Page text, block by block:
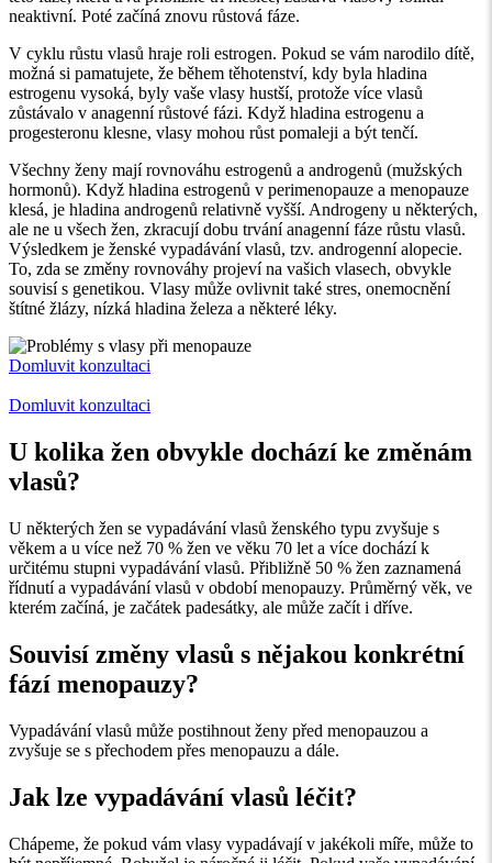
neaktivní. Poté začíná znovu růstová fáze.
V cyklu růstu vlasů hraje roli estrogen. Pokud se vám narodilo dítě,
možná si pamatujete, že během těhotenství, kdy byla hladina
estrogenu vysoká, byly vaše vlasy hustší, protože více vlasů
zůstávalo v anagenní růstové fázi. Když hladina estrogenu a
progesteronu klesne, vlasy mohou růst pomaleji a být tenčí.
Všechny ženy mají rovnováhu estrogenů a androgenů (mužských
hormonů). Když hladina estrogenů v perimenopauze a menopauze
klesá, je hladina androgenů relativně vyšší. Androgeny u některých,
ale ne u všech žen, zkracují dobu trvání anagenní fáze růstu vlasů.
Výsledkem je ženské vypadávání vlasů, tzv. androgenní alopecie.
To, zda se změny rovnováhy projeví na vašich vlasech, obvykle
souvisí s genetikou. Vlasy může ovlivnit také stres, onemocnění
štítné žlázy, nízká hladina železa a některé léky.
Domluvit konzultaci
Domluvit konzultaci
U kolika žen obvykle dochází ke změnám
vlasů?
U některých žen se vypadávání vlasů ženského typu zvyšuje s
věkem a u více než 70 % žen ve věku 70 let a více dochází k
určitému stupni vypadávání vlasů. Přibližně 50 % žen zaznamená
řídnutí a vypadávání vlasů v období menopauzy. Průměrný věk, ve
kterém začíná, je začátek padesátky, ale může začít i dříve.
Souvisí změny vlasů s nějakou konkrétní
fází menopauzy?
Vypadávání vlasů může postihnout ženy před menopauzou a
zvyšuje se s přechodem přes menopauzu a dále.
Jak lze vypadávání vlasů léčit?
Chápeme, že pokud vám vlasy vypadávají v jakékoli míře, může to